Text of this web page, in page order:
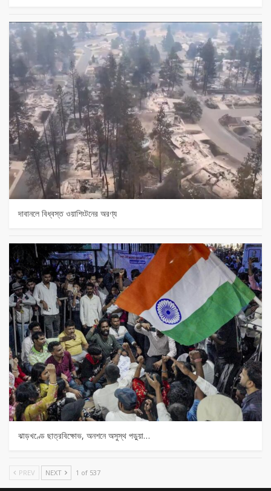
দাবানলে বিধ্বস্ত ওয়াশিংটনের অরণ্য
ঝাড়খণ্ডে ছাত্রবিক্ষোভ, অনশনে অসুস্থ পড়ুয়া…
PREV NEXT 1 of 537